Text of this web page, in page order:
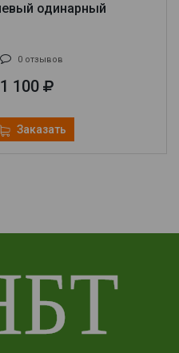
одинарный
0 отзывов
1 100
Заказать